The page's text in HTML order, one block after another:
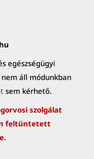
egészségügyi
áll módunkban
sem kérhető.
szolgálat
feltüntetett